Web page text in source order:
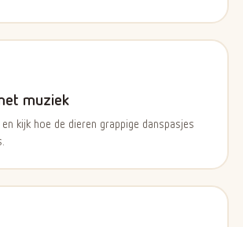
muziek
kijk hoe de dieren grappige danspasjes